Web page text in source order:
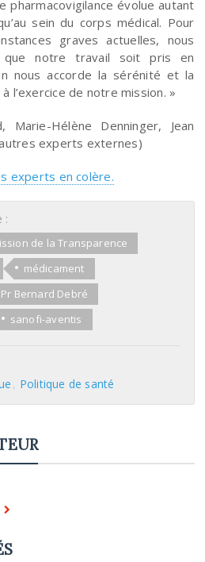
pharmacovigilance évolue autant
sein du corps médical. Pour
graves actuelles, nous
que notre travail soit pris en
nous accorde la sérénité et la
l’exercice de notre mission. »
Marie-Hélène Denninger, Jean
experts externes)
experts en colère.
:
de la Transparence
médicament
Pr Bernard Debré
sanofi-aventis
Politique de santé